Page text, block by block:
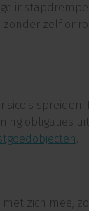
zonder zelf
obligaties
zich mee,